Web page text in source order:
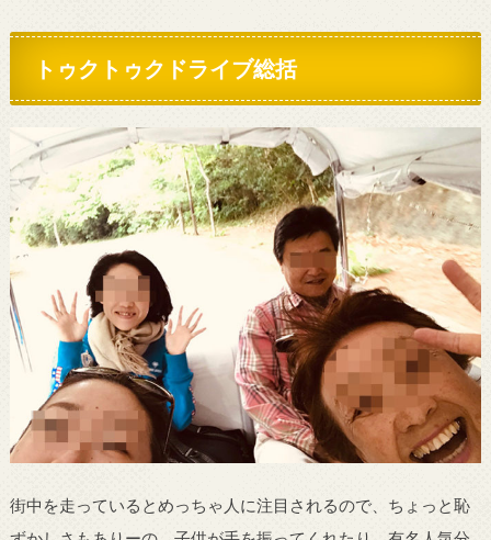
トゥクトゥクドライブ総括
街中を走っているとめっちゃ人に注目されるので、ちょっと恥